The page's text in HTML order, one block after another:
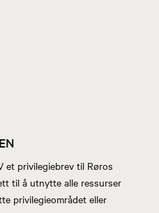
et privilegiebrev til Røros
til å utnytte alle ressurser
privilegieområdet eller